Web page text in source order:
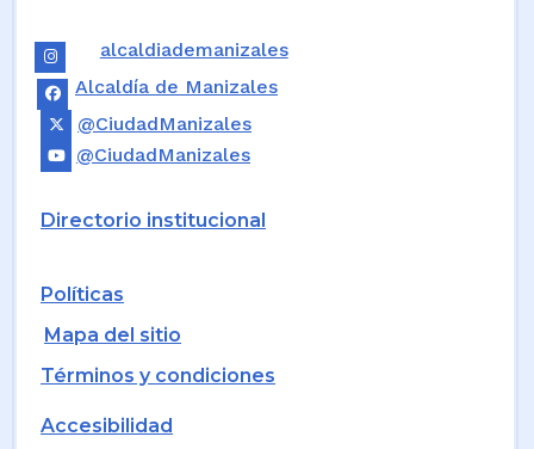
alcaldiademanizales
Alcaldía de Manizales
@CiudadManizales
@CiudadManizales
Directorio institucional
Políticas
Mapa del sitio
Términos y condiciones
Accesibilidad